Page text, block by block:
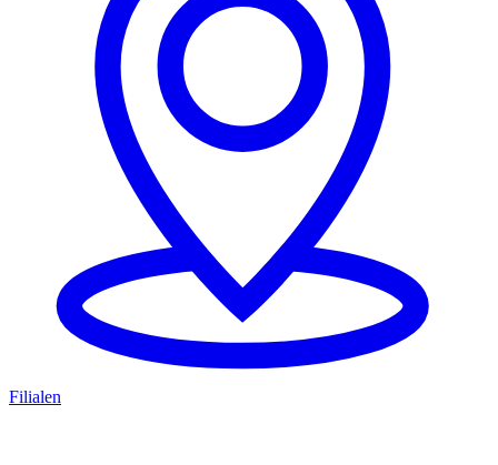
Filialen